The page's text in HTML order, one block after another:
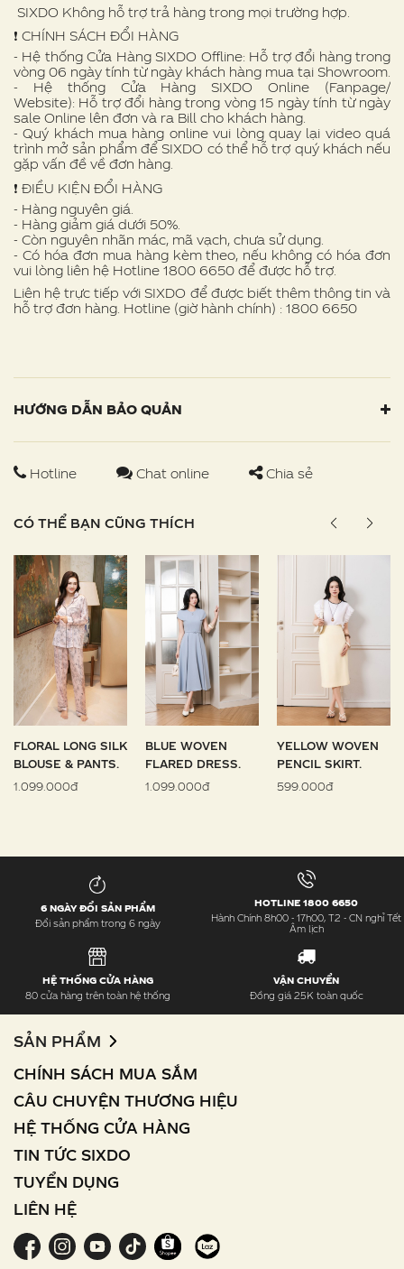
SIXDO Không hỗ trợ trả hàng trong mọi trường hợp.
❗️ CHÍNH SÁCH ĐỔI HÀNG
- Hệ thống Cửa Hàng SIXDO Offline: Hỗ trợ đổi hàng trong
vòng 06 ngày tính từ ngày khách hàng mua tại Showroom.
- Hệ thống Cửa Hàng SIXDO Online (Fanpage/
Website): Hỗ trợ đổi hàng trong vòng 15 ngày tính từ ngày
sale Online lên đơn và ra Bill cho khách hàng.
- Quý khách mua hàng online vui lòng quay lại video quá
trình mở sản phẩm để SIXDO có thể hỗ trợ quý khách nếu
gặp vấn đề về đơn hàng.
❗ ️ĐIỀU KIỆN ĐỔI HÀNG
- Hàng nguyên giá.
- Hàng giảm giá dưới 50%.
- Còn nguyên nhãn mác, mã vạch, chưa sử dụng.
- Có hóa đơn mua hàng kèm theo, nếu không có hóa đơn
vui lòng liên hệ Hotline 1800 6650 để được hỗ trợ.
Liên hệ trực tiếp với SIXDO để được biết thêm thông tin và
hỗ trợ đơn hàng. Hotline (giờ hành chính) : 1800 6650
HƯỚNG DẪN BẢO QUẢN
Hotline Chat online Chia sẻ
CÓ THỂ BẠN CŨNG THÍCH
FLORAL LONG SILK
BLOUSE & PANTS.
1.099.000đ
BLUE WOVEN
FLARED DRESS.
1.099.000đ
YELLOW WOVEN
PENCIL SKIRT.
599.000đ
6 NGÀY ĐỔI SẢN PHẨM
Đổi sản phẩm trong 6 ngày
HOTLINE 1800 6650
Hành Chính 8h00 - 17h00, T2 - CN nghỉ Tết
Âm lịch
HỆ THỐNG CỬA HÀNG
80 cửa hàng trên toàn hệ thống
VẬN CHUYỂN
Đồng giá 25K toàn quốc
SẢN PHẨM
CHÍNH SÁCH MUA SẮM
CÂU CHUYỆN THƯƠNG HIỆU
HỆ THỐNG CỬA HÀNG
TIN TỨC SIXDO
TUYỂN DỤNG
LIÊN HỆ